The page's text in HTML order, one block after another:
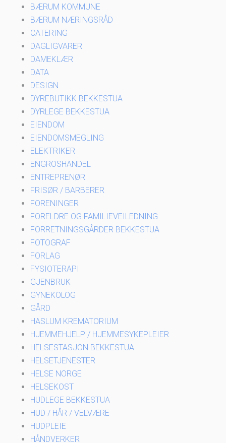
BÆRUM KOMMUNE
BÆRUM NÆRINGSRÅD
CATERING
DAGLIGVARER
DAMEKLÆR
DATA
DESIGN
DYREBUTIKK BEKKESTUA
DYRLEGE BEKKESTUA
EIENDOM
EIENDOMSMEGLING
ELEKTRIKER
ENGROSHANDEL
ENTREPRENØR
FRISØR / BARBERER
FORENINGER
FORELDRE OG FAMILIEVEILEDNING
FORRETNINGSGÅRDER BEKKESTUA
FOTOGRAF
FORLAG
FYSIOTERAPI
GJENBRUK
GYNEKOLOG
GÅRD
HASLUM KREMATORIUM
HJEMMEHJELP / HJEMMESYKEPLEIER
HELSESTASJON BEKKESTUA
HELSETJENESTER
HELSE NORGE
HELSEKOST
HUDLEGE BEKKESTUA
HUD / HÅR / VELVÆRE
HUDPLEIE
HÅNDVERKER